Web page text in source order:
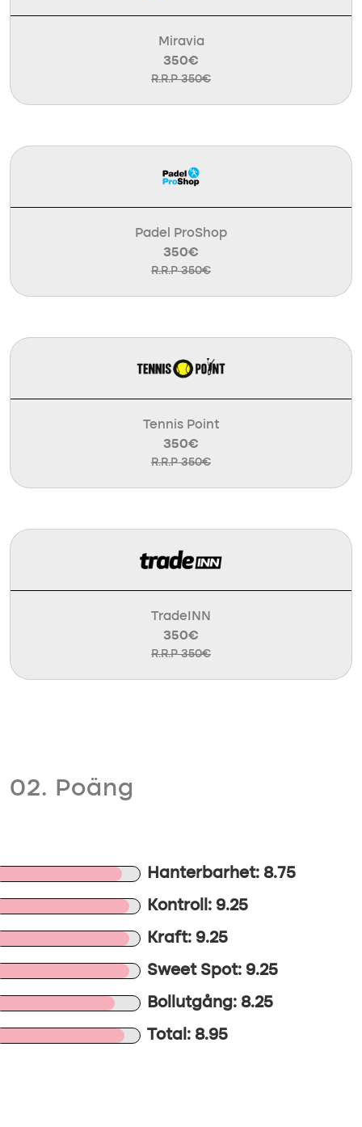
Miravia
350€
R.R.P 350€
Padel ProShop
350€
R.R.P 350€
Tennis Point
350€
R.R.P 350€
TradeINN
350€
R.R.P 350€
02. Poäng
Hanterbarhet: 8.75
Kontroll: 9.25
Kraft: 9.25
Sweet Spot: 9.25
Bollutgång: 8.25
Total: 8.95